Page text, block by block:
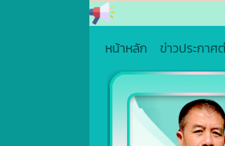
หน้าหลัก ข่าวประกาศ